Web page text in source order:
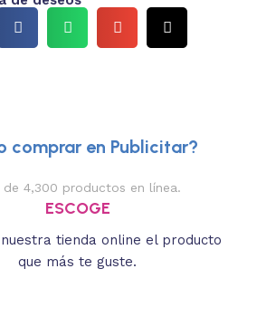
comprar en Publicitar?
de 4,300 productos en línea.
ESCOGE
tienda online el producto
que más te guste.